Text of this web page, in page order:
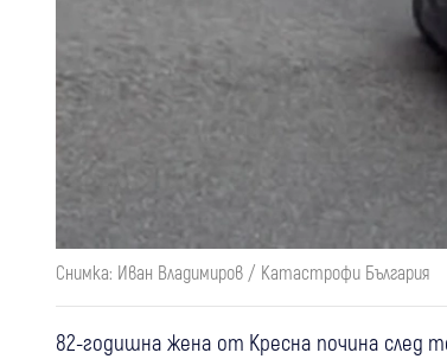
Снимка: Иван Владимиров / Катастрофи България
82-годишна жена от Кресна почина след